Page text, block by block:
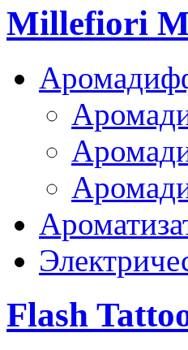
Millefiori
Flash